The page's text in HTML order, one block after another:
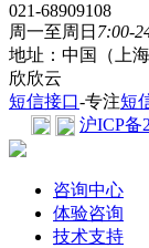
021-68909108
周一至周日 7:00-
地址：中国（上
欣欣云
短信接口-专注短
沪ICP备
咨询中心
体验咨询
技术支持